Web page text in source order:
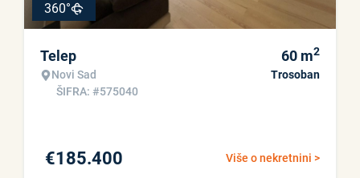
360°
Telep
Novi Sad
ŠIFRA: #575040
60 m2
Trosoban
Više o nekretnini >
€185.400